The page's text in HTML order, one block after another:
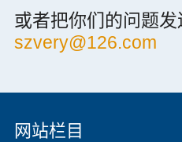
或者把你们的问题
szvery@126.com
网站栏目